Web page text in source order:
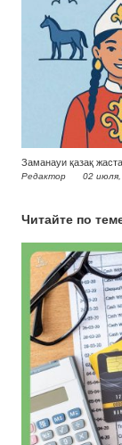
Заманауи қазақ
Редактор 02
Читайте по